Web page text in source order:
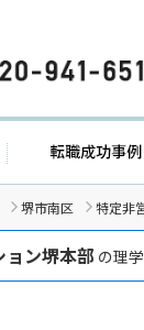
求人検索
堺市南区 特定非
ン堺本部 の理